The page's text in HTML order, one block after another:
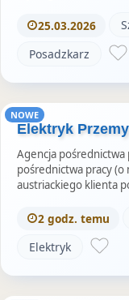
25.03.2026
Posadzkarz
NOWE
Elektryk
Agencja pośrednictwa
pośrednictwa pracy
austriackiego klienta
2 godz. temu
Elektryk